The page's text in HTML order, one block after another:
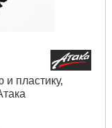
пластику,